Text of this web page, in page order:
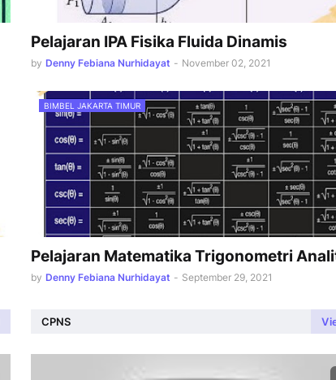
Pelajaran IPA Fisika Fluida Dinamis
by Denny Febiana Nurhidayat - November 02, 2021
BIMBEL JAKARTA TIMUR
Pelajaran Matematika Trigonometri
by Denny Febiana Nurhidayat - September 29, 2021
CPNS